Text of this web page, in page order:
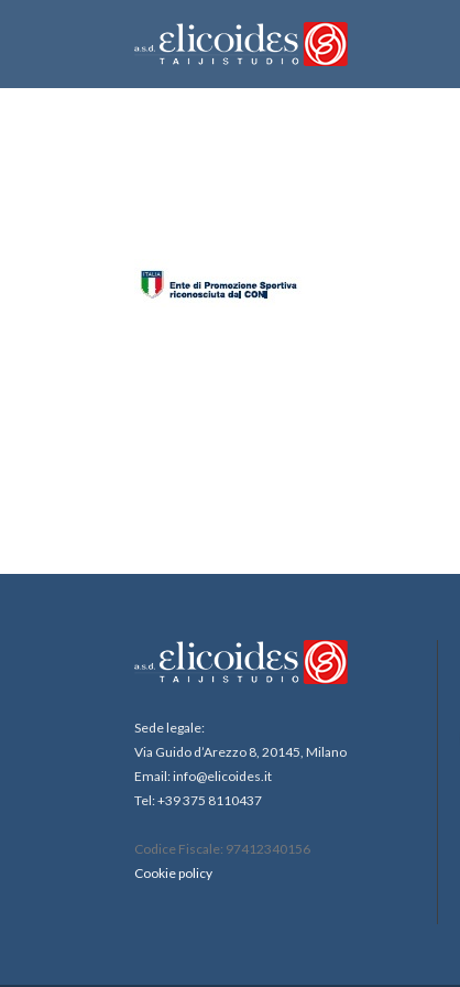
Sede legale:
Via Guido d’Arezzo 8, 20145, Milano
Email: info@elicoides.it
Tel: +39 375 8110437
Codice Fiscale: 97412340156
Cookie policy